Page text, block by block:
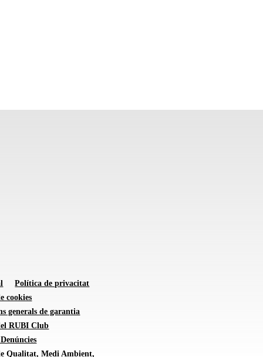
Política de privacitat
cookies
generals de garantia
RUBI Club
Qualitat, Medi Ambient,